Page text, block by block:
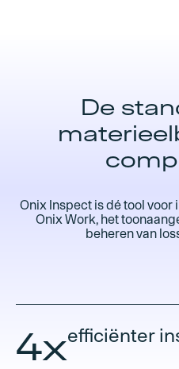
De
Onix Inspect is dé tool
Onix Work, het
beheren van
4xefficiënter